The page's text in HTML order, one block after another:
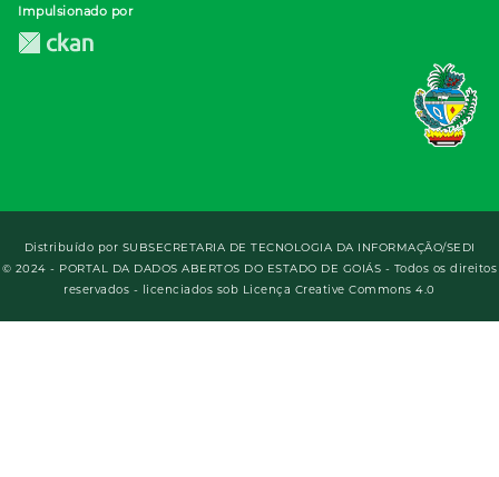
Impulsionado por
Distribuído por SUBSECRETARIA DE TECNOLOGIA DA INFORMAÇÃO/SEDI
© 2024 - PORTAL DA DADOS ABERTOS DO ESTADO DE GOIÁS - Todos os direitos
reservados - licenciados sob Licença Creative Commons 4.0